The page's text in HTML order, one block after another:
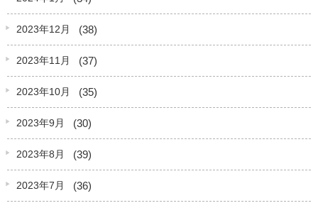
2023年12月 (38)
2023年11月 (37)
2023年10月 (35)
2023年9月 (30)
2023年8月 (39)
2023年7月 (36)